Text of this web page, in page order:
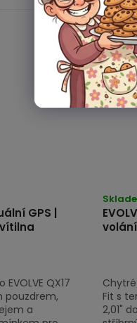
GPS |
QX17
pouzdrem,
a
v
Chytré
Fit s
2,01"